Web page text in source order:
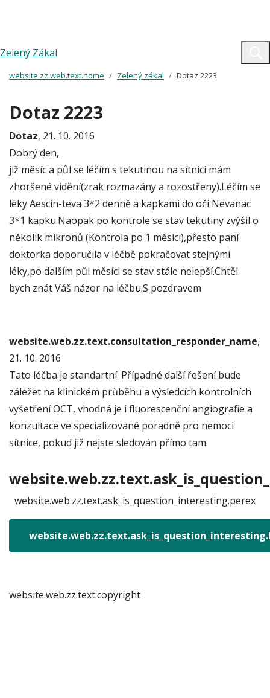
Zelený Zákal
website.zz.web.text.home Zelený zákal Dotaz 2223
Dotaz 2223
Dotaz, 21. 10. 2016
Dobrý den,
již měsíc a půl se léčím s tekutinou na sítnici mám
zhoršené vidění(zrak rozmazány a rozostřeny).Léčím se
léky Aescin-teva 3*2 denně a kapkami do očí Nevanac
3*1 kapku.Naopak po kontrole se stav tekutiny zvýšil o
několik mikronů (Kontrola po 1 měsíci),přesto paní
doktorka doporučila v léčbě pokračovat stejnými
léky,po dalším půl měsíci se stav stále nelepší.Chtěl
bych znát Váš názor na léčbu.S pozdravem
website.web.zz.text.consultation_responder_name,
21. 10. 2016
Tato léčba je standartní. Případné další řešení bude
záležet na klinickém průběhu a výsledcích kontrolních
vyšetření OCT, vhodná je i fluorescenční angiografie a
konzultace ve specializované poradně pro nemoci
sítnice, pokud již nejste sledován přímo tam.
website.web.zz.text.ask_is_question_interesting.perex
website.web.zz.text.copyright